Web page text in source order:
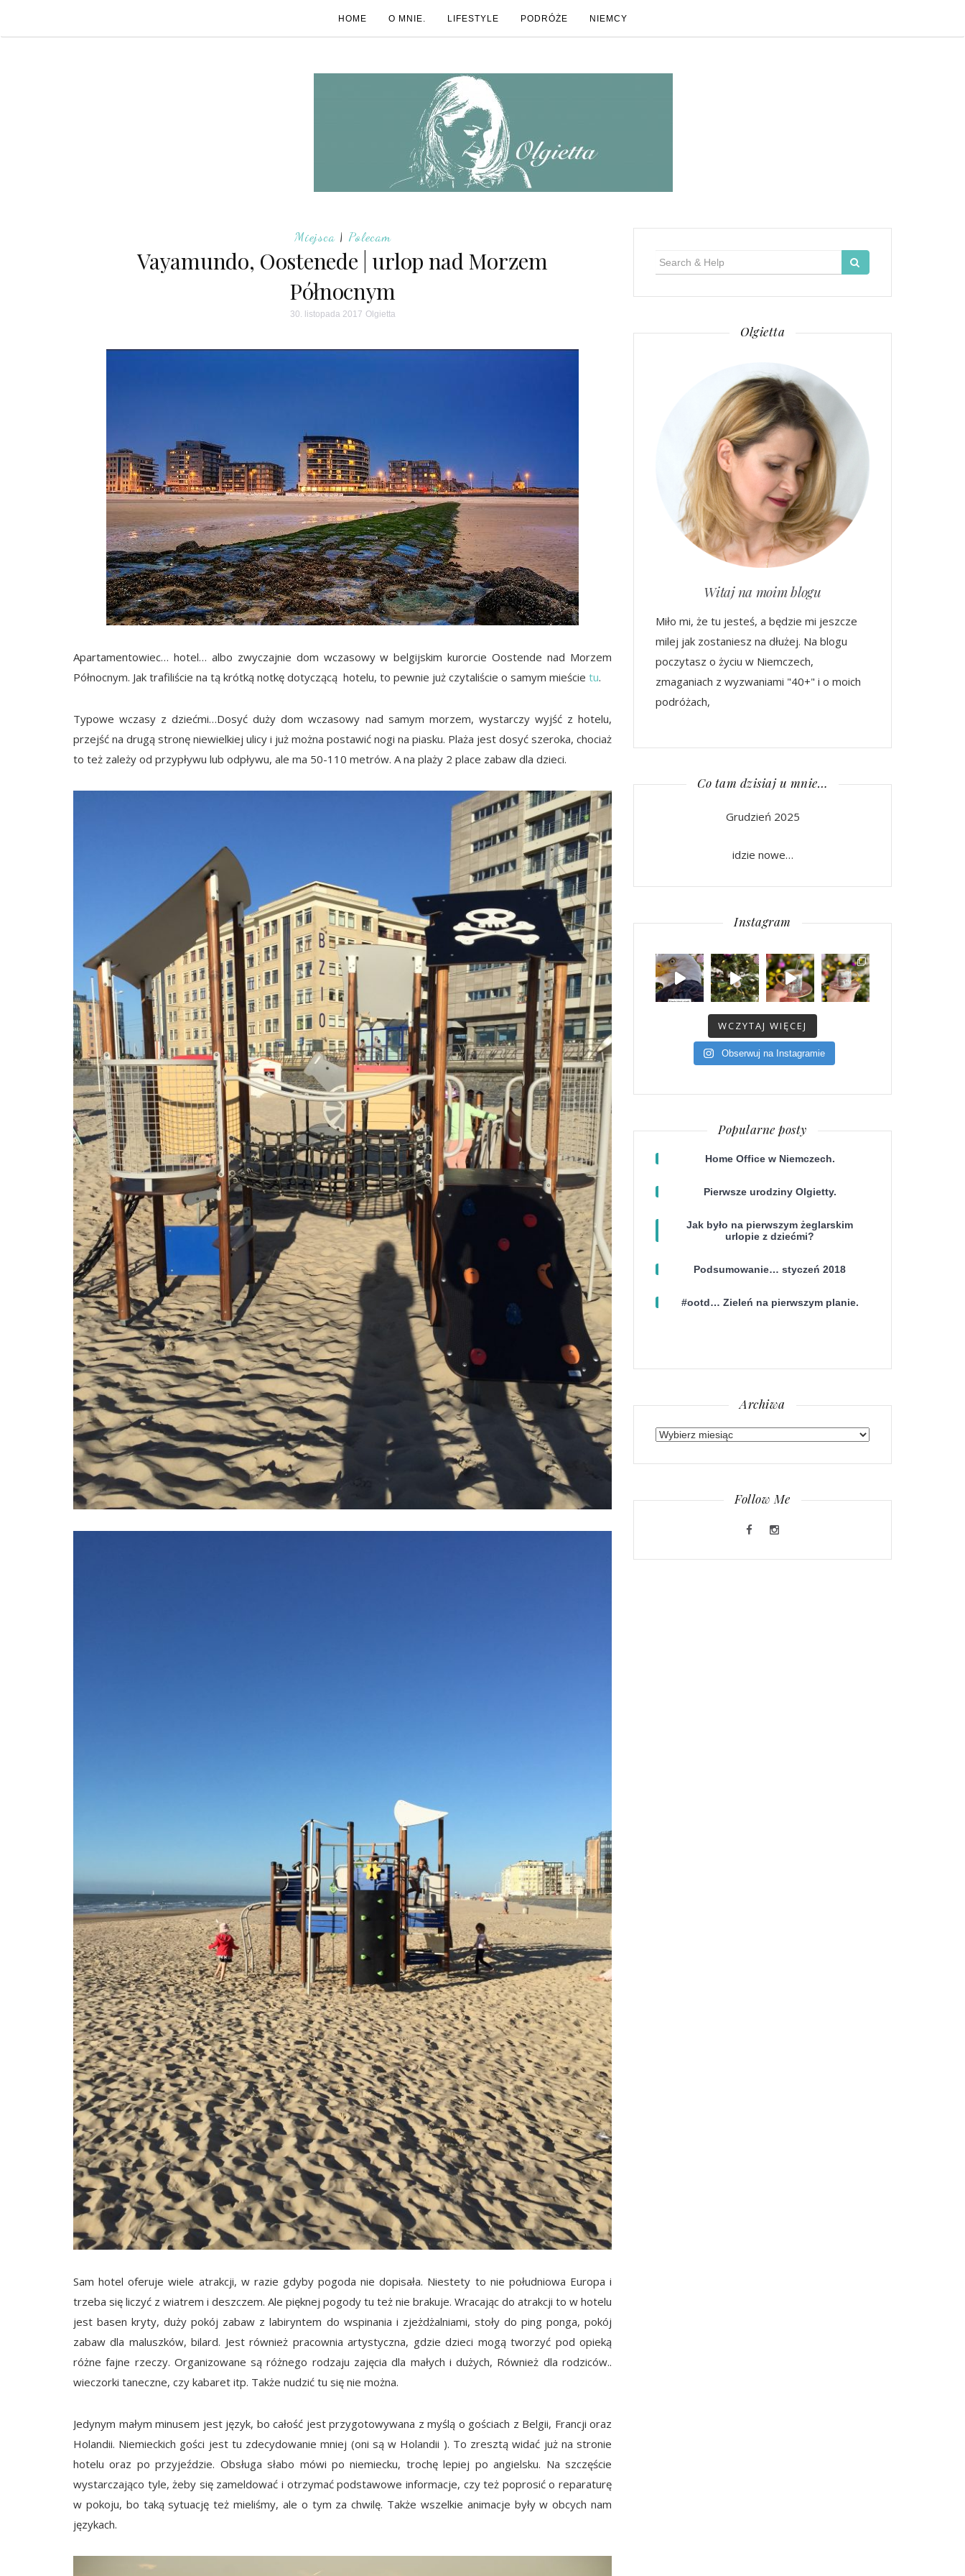
HOME O MNIE. LIFESTYLE PODRÓŻE NIEMCY
Miejsca| Polecam
Vayamundo, Oostenede | urlop nad Morzem
Północnym
30. listopada 2017 Olgietta
Apartamentowiec… hotel… albo zwyczajnie dom wczasowy w belgijskim kurorcie Oostende nad Morzem
Północnym. Jak trafiliście na tą krótką notkę dotyczącą hotelu, to pewnie już czytaliście o samym mieście tu.
Typowe wczasy z dziećmi…Dosyć duży dom wczasowy nad samym morzem, wystarczy wyjść z hotelu,
przejść na drugą stronę niewielkiej ulicy i już można postawić nogi na piasku. Plaża jest dosyć szeroka, chociaż
to też zależy od przypływu lub odpływu, ale ma 50-110 metrów. A na plaży 2 place zabaw dla dzieci.
Sam hotel oferuje wiele atrakcji, w razie gdyby pogoda nie dopisała. Niestety to nie południowa Europa i
trzeba się liczyć z wiatrem i deszczem. Ale pięknej pogody tu też nie brakuje. Wracając do atrakcji to w hotelu
jest basen kryty, duży pokój zabaw z labiryntem do wspinania i zjeżdżalniami, stoły do ping ponga, pokój
zabaw dla maluszków, bilard. Jest również pracownia artystyczna, gdzie dzieci mogą tworzyć pod opieką
różne fajne rzeczy. Organizowane są różnego rodzaju zajęcia dla małych i dużych, Również dla rodziców..
wieczorki taneczne, czy kabaret itp. Także nudzić tu się nie można.
Jedynym małym minusem jest język, bo całość jest przygotowywana z myślą o gościach z Belgii, Francji oraz
Holandii. Niemieckich gości jest tu zdecydowanie mniej (oni są w Holandii ). To zresztą widać już na stronie
hotelu oraz po przyjeździe. Obsługa słabo mówi po niemiecku, trochę lepiej po angielsku. Na szczęście
wystarczająco tyle, żeby się zameldować i otrzymać podstawowe informacje, czy też poprosić o reparaturę
w pokoju, bo taką sytuację też mieliśmy, ale o tym za chwilę. Także wszelkie animacje były w obcych nam
językach.
Olgietta
Witaj na moim blogu
Miło mi, że tu jesteś, a będzie mi jeszcze
milej jak zostaniesz na dłużej. Na blogu
poczytasz o życiu w Niemczech,
zmaganiach z wyzwaniami "40+" i o moich
podróżach,
Co tam dzisiaj u mnie…
Grudzień 2025
idzie nowe…
Instagram
WCZYTAJ WIĘCEJ
Obserwuj na Instagramie
Popularne posty
Home Office w Niemczech.
Pierwsze urodziny Olgietty.
Jak było na pierwszym żeglarskim
urlopie z dziećmi?
Podsumowanie… styczeń 2018
#ootd… Zieleń na pierwszym planie.
Archiwa
Archiwa
Follow Me